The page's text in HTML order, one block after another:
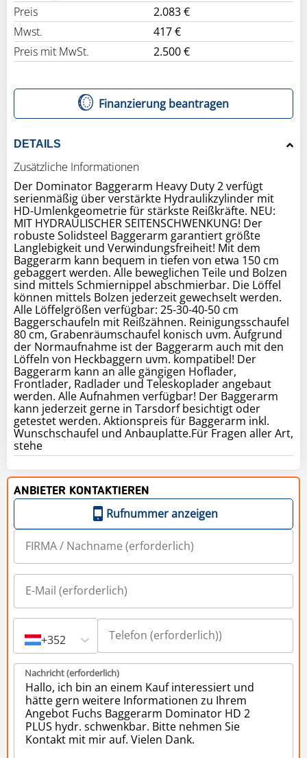
Preis
2.083 €
Mwst.
417 €
Preis mit MwSt.
2.500 €
Finanzierung beantragen
DETAILS
Zusätzliche Informationen
Der Dominator Baggerarm Heavy Duty 2 verfügt
serienmäßig über verstärkte Hydraulikzylinder mit
HD-Umlenkgeometrie für stärkste Reißkräfte. NEU:
MIT HYDRAULISCHER SEITENSCHWENKUNG! Der
robuste Solidsteel Baggerarm garantiert größte
Langlebigkeit und Verwindungsfreiheit! Mit dem
Baggerarm kann bequem in tiefen von etwa 150 cm
gebaggert werden. Alle beweglichen Teile und Bolzen
sind mittels Schmiernippel abschmierbar. Die Löffel
können mittels Bolzen jederzeit gewechselt werden.
Alle Löffelgrößen verfügbar: 25-30-40-50 cm
Baggerschaufeln mit Reißzähnen. Reinigungsschaufel
80 cm, Grabenräumschaufel konisch uvm. Aufgrund
der Normaufnahme ist der Baggerarm auch mit den
Löffeln von Heckbaggern uvm. kompatibel! Der
Baggerarm kann an alle gängigen Hoflader,
Frontlader, Radlader und Teleskoplader angebaut
werden. Alle Aufnahmen verfügbar! Der Baggerarm
kann jederzeit gerne in Tarsdorf besichtigt oder
getestet werden. Aktionspreis für Baggerarm inkl.
Wunschschaufel und Anbauplatte.Für Fragen aller Art,
stehe
ANBIETER KONTAKTIEREN
Rufnummer anzeigen
+352
Nachricht (erforderlich)